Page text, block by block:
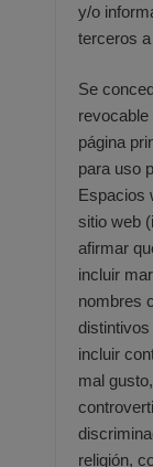
y/o
terceros
Se
página
para uso
Espacios
sitio web
afirmar
incluir
nombres
incluir
mal
religión,